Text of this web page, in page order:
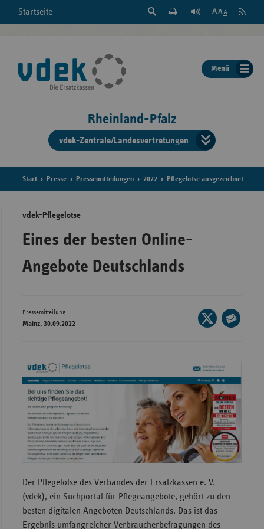
Startseite
Suche
der
Seite
Feed
Menü
Rheinland-Pfalz
vdek-Zentrale/Landesvertretungen
der
Start Presse Pressemitteilungen 2022 Pflegelotse ausgezeichnet
vdek-Pflegelotse
Eines der besten Online-
Angebote Deutschlands
Pressemitteilung
Mainz, 30.09.2022
Seite
auf
Mail
Der Pflegelotse des Verbandes der Ersatzkassen e. V.
(vdek), ein Suchportal für Pflegeangebote, gehört zu den
besten digitalen Angeboten Deutschlands. Das ist das
Ergebnis umfangreicher Verbraucherbefragungen des